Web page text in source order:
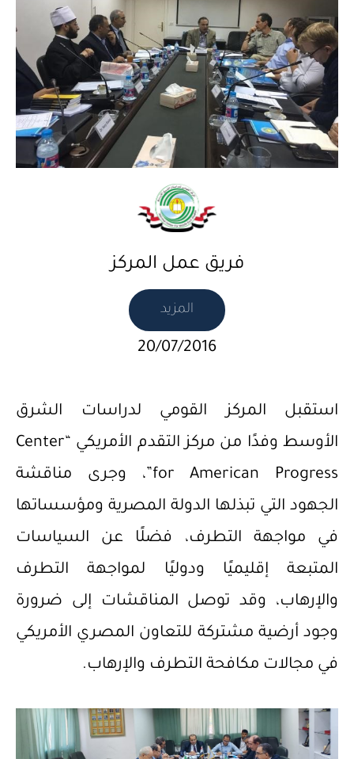
فريق عمل المركز
المزيد
20/07/2016
استقبل المركز القومي لدراسات الشرق
الأوسط وفدًا من مركز التقدم الأمريكي “Center
for American Progress”، وجرى مناقشة
الجهود التي تبذلها الدولة المصرية ومؤسساتها
في مواجهة التطرف، فضلًا عن السياسات
المتبعة إقليميًا ودوليًا لمواجهة التطرف
والإرهاب، وقد توصل المناقشات إلى ضرورة
وجود أرضية مشتركة للتعاون المصري الأمريكي
في مجالات مكافحة التطرف والإرهاب.